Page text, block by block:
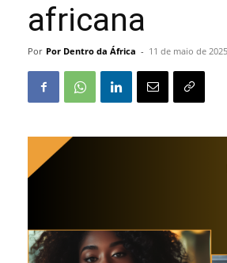
africana
Por Por Dentro da África - 11 de maio de 2025